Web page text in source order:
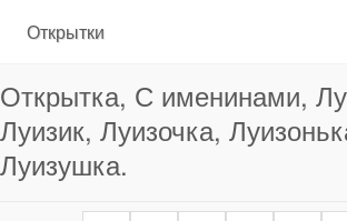
Открытки
Открытка, С именинами,
Луизик, Луизочка,
Луизушка.